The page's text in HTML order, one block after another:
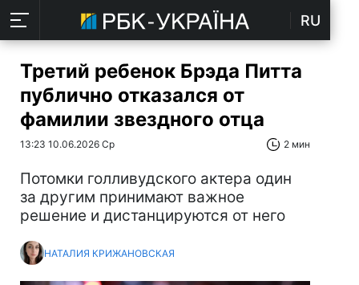
RU
Третий ребенок Брэда Питта
публично отказался от
фамилии звездного отца
13:23 10.06.2026 Ср 2 мин
Потомки голливудского актера один
за другим принимают важное
решение и дистанцируются от него
НАТАЛИЯ КРИЖАНОВСКАЯ